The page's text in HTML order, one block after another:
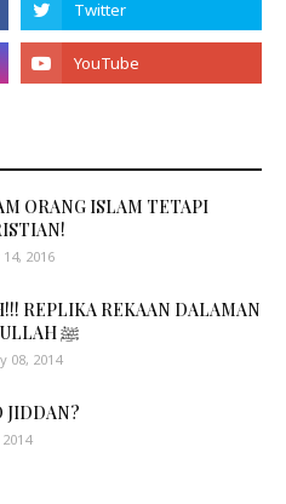
ORANG ISLAM TETAPI
2016
REPLIKA REKAAN DALAMAN
RUMAH RASULULLAH ﷺ
08, 2014
JIDDAN?